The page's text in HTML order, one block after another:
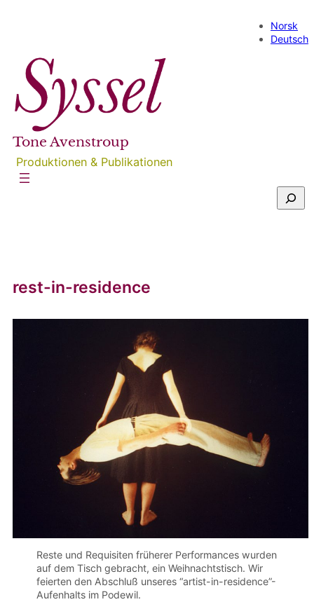
Norsk
Deutsch
Tone Avenstroup
Produktionen & Publikationen
S
u
rest-in-residence
Reste und Requisiten früherer Performances wurden
auf dem Tisch gebracht, ein Weihnachtstisch. Wir
feierten den Abschluß unseres “artist-in-residence”-
Aufenhalts im Podewil.